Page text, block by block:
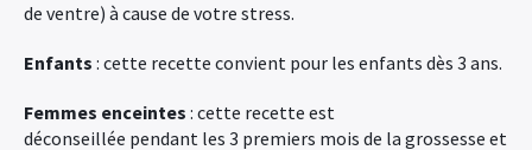
de ventre) à cause de votre stress.
Enfants : cette recette convient pour les enfants dès 3 ans.
Femmes enceintes : cette recette est
déconseillée pendant les 3 premiers mois de la grossesse et